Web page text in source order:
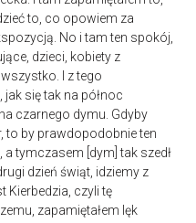
to, co opowiem za
No i tam ten spokój,
dzieci, kobiety z
I z tego
się tak na północ
czarnego dymu. Gdyby
to by prawdopodobnie ten
tymczasem [dym] tak szedł
dzień świąt, idziemy z
Kierbedzia, czyli tę
zapamiętałem lęk